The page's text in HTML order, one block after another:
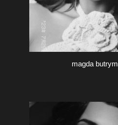
magda butrym